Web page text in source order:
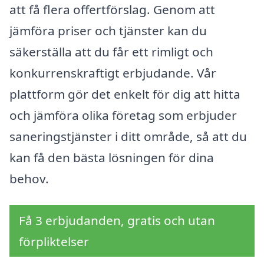
att få flera offertförslag. Genom att
jämföra priser och tjänster kan du
säkerställa att du får ett rimligt och
konkurrenskraftigt erbjudande. Vår
plattform gör det enkelt för dig att hitta
och jämföra olika företag som erbjuder
saneringstjänster i ditt område, så att du
kan få den bästa lösningen för dina
behov.
Få 3 erbjudanden, gratis och utan
förpliktelser